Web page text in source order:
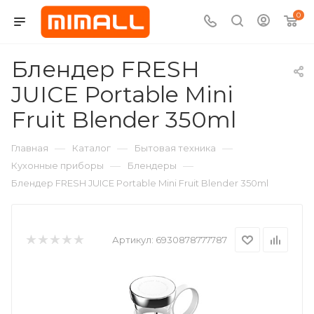
0
Блендер FRESH
JUICE Portable Mini
Fruit Blender 350ml
Главная — Каталог — Бытовая техника —
Кухонные приборы — Блендеры —
Блендер FRESH JUICE Portable Mini Fruit Blender 350ml
Артикул: 6930878777787